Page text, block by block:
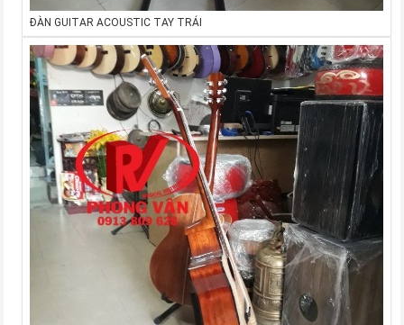
ĐÀN GUITAR ACOUSTIC TAY TRÁI